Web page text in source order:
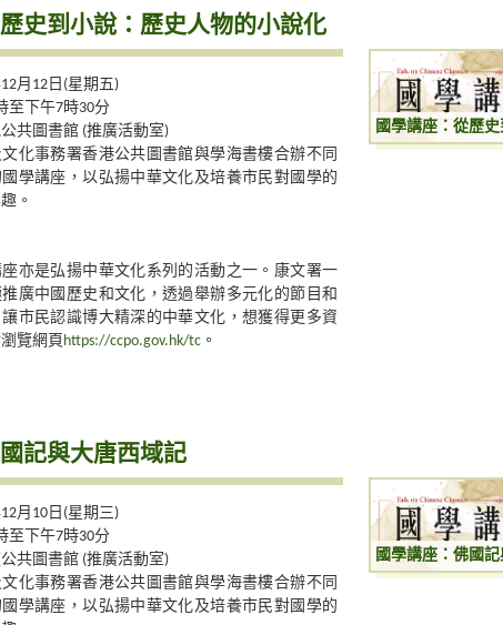
史到小說：歷史人物的小說化
月12日(星期五)
至下午7時30分
共圖書館 (推廣活動室)
化事務署香港公共圖書館與學海書樓合辦不同
學講座，以弘揚中華文化及培養市民對國學的
。
亦是弘揚中華文化系列的活動之一。康文署一
推廣中國歷史和文化，透過舉辦多元化的節目和
市民認識博大精深的中華文化，想獲得更多資
覽網頁 https://ccpo.gov.hk/tc 。
記與大唐西域記
月10日(星期三)
至下午7時30分
共圖書館 (推廣活動室)
化事務署香港公共圖書館與學海書樓合辦不同
學講座，以弘揚中華文化及培養市民對國學的